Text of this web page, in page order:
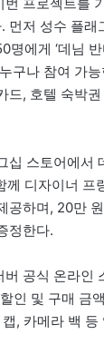
프로젝트를
먼저 성수 플래
에게 ‘데님
구나 참여 가
드, 호텔 숙박
십 스토어에서
께 디자이너 프
공하며, 20만
정한다.
공식 온라인
인 및 구매 금
, 카메라 백 등